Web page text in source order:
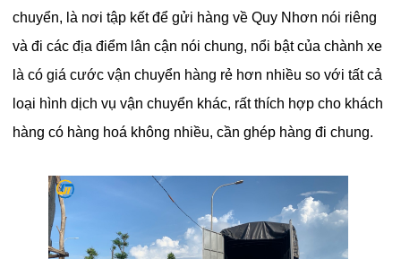
chuyển, là nơi tập kết đểgửi hàng về Quy Nhơn nói riêng
và đi các địa điểm lân cận nói chung, nổi bật của chành xe
là có giá cước vận chuyển hàng rẻ hơn nhiều so với tất cả
loại hình dịch vụ vận chuyển khác, rất thích hợp cho khách
hàng có hàng hoá không nhiều, cần ghép hàng đi chung.